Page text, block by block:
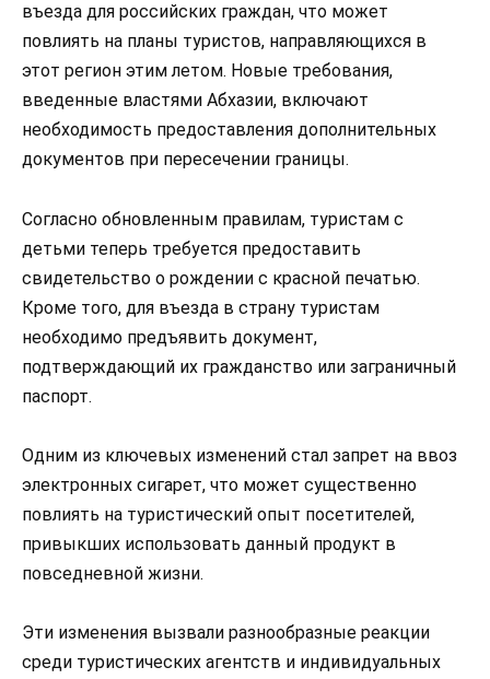
въезда для российских граждан, что может
повлиять на планы туристов, направляющихся в
этот регион этим летом. Новые требования,
введенные властями Абхазии, включают
необходимость предоставления дополнительных
документов при пересечении границы.
Согласно обновленным правилам, туристам с
детьми теперь требуется предоставить
свидетельство о рождении с красной печатью.
Кроме того, для въезда в страну туристам
необходимо предъявить документ,
подтверждающий их гражданство или заграничный
паспорт.
Одним из ключевых изменений стал запрет на ввоз
электронных сигарет, что может существенно
повлиять на туристический опыт посетителей,
привыкших использовать данный продукт в
повседневной жизни.
Эти изменения вызвали разнообразные реакции
среди туристических агентств и индивидуальных